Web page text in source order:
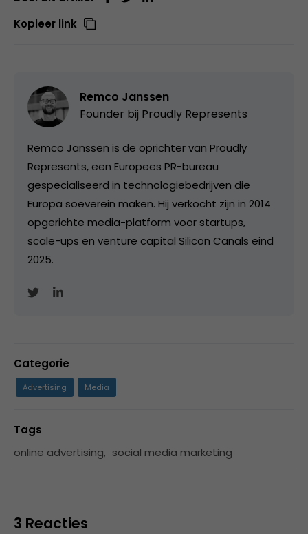
Kopieer link
Remco Janssen
Founder bij Proudly Represents
Remco Janssen is de oprichter van Proudly
Represents, een Europees PR-bureau
gespecialiseerd in technologiebedrijven die
Europa soeverein maken. Hij verkocht zijn in 2014
opgerichte media-platform voor startups,
scale-ups en venture capital Silicon Canals eind
2025.
Categorie
Advertising Media
Tags
online advertising, social media marketing
3 Reacties